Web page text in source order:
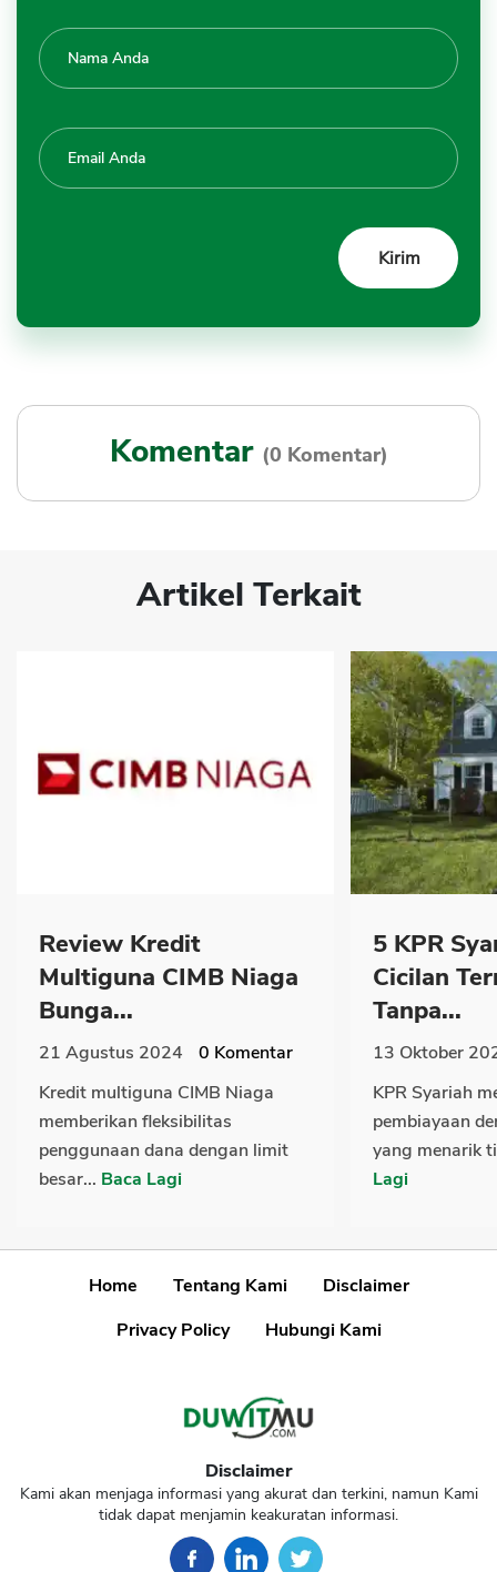
Komentar (0 Komentar)
Artikel Terkait
Review Kredit
Multiguna CIMB Niaga
Bunga...
21 Agustus 2024 0 Komentar
Kredit multiguna CIMB Niaga
memberikan fleksibilitas
penggunaan dana dengan limit
besar... Baca Lagi
5 KPR
Cicilan
Tanpa...
13 Oktober
KPR Syariah
pembiayaan
yang menarik
Lagi
Home Tentang Kami
Disclaimer
Privacy Policy
Hubungi Kami
Disclaimer
Kami akan menjaga informasi yang akurat dan terkini, namun Kami
tidak dapat menjamin keakuratan informasi.